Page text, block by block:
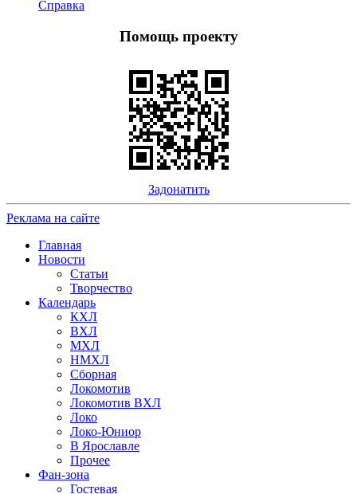
Справка
Помощь проекту
Задонатить
Реклама на сайте
Главная
Новости
Статьи
Творчество
Календарь
КХЛ
ВХЛ
МХЛ
НМХЛ
Сборная
Локомотив
Локомотив ВХЛ
Локо
Локо-Юниор
В Ярославле
Прочее
Фан-зона
Гостевая